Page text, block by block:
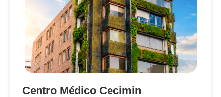
Centro Médico Cecimin